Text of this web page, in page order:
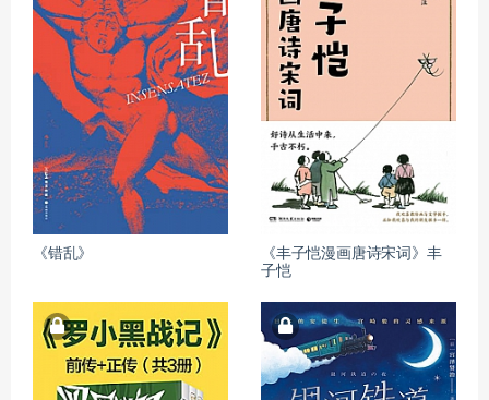
《错乱》
《丰子恺漫画唐诗宋词》丰
子恺